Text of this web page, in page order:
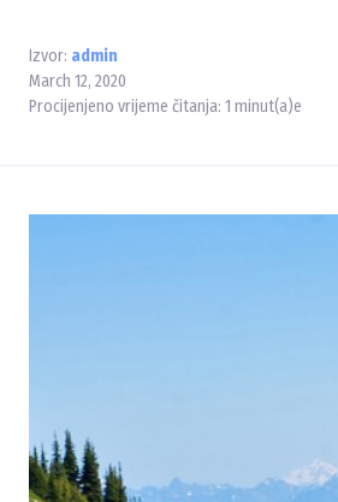
Izvor: admin
March 12, 2020
Procijenjeno vrijeme čitanja: 1 minut(a)e